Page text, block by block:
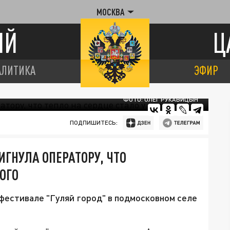
МОСКВА
ЭФИР
ФОТО: ОЛЕГ РУКАВИЦЫН
ПОДПИШИТЕСЬ:
ОПЕРАТОРУ, ЧТО
"Гуляй город" в подмосковном селе